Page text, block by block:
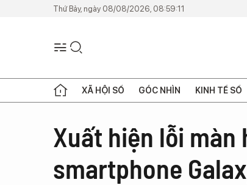
Thứ Bảy, ngày 08/08/2026, 08:59:11
XÃ HỘI SỐ GÓC NHÌN KINH TẾ SỐ
Xuất hiện lỗi
smartphone